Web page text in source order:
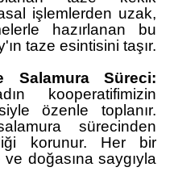
işlemlerden uzak,
hazırlanan bu
taze esintisini taşır.
Salamura Süreci:
kooperatifimizin
özenle toplanır.
sürecinden
korunur. Her bir
doğasına saygıyla